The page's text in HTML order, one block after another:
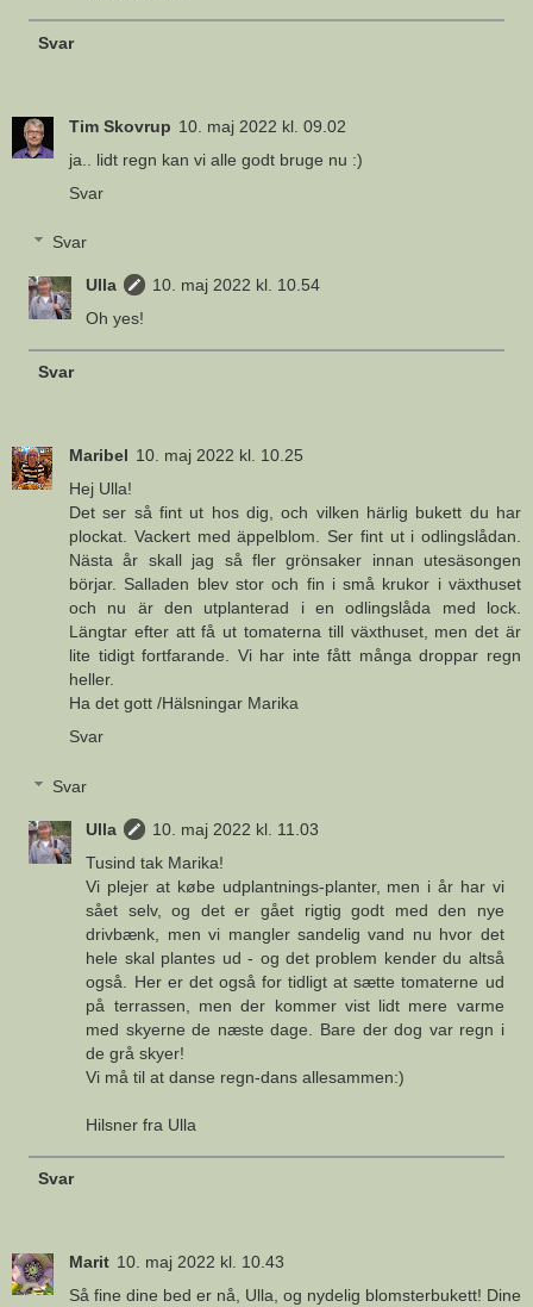
Svar
Tim Skovrup 10. maj 2022 kl. 09.02
ja.. lidt regn kan vi alle godt bruge nu :)
Svar
Svar
Ulla
10. maj 2022 kl. 10.54
Oh yes!
Svar
Maribel 10. maj 2022 kl. 10.25
Hej Ulla!
Det ser så fint ut hos dig, och vilken härlig bukett du har
plockat. Vackert med äppelblom. Ser fint ut i odlingslådan.
Nästa år skall jag så fler grönsaker innan utesäsongen
börjar. Salladen blev stor och fin i små krukor i växthuset
och nu är den utplanterad i en odlingslåda med lock.
Längtar efter att få ut tomaterna till växthuset, men det är
lite tidigt fortfarande. Vi har inte fått många droppar regn
heller.
Ha det gott /Hälsningar Marika
Svar
Svar
Ulla
10. maj 2022 kl. 11.03
Tusind tak Marika!
Vi plejer at købe udplantnings-planter, men i år har vi
sået selv, og det er gået rigtig godt med den nye
drivbænk, men vi mangler sandelig vand nu hvor det
hele skal plantes ud - og det problem kender du altså
også. Her er det også for tidligt at sætte tomaterne ud
på terrassen, men der kommer vist lidt mere varme
med skyerne de næste dage. Bare der dog var regn i
de grå skyer!
Vi må til at danse regn-dans allesammen:)
Hilsner fra Ulla
Svar
Marit 10. maj 2022 kl. 10.43
Så fine dine bed er nå, Ulla, og nydelig blomsterbukett! Dine